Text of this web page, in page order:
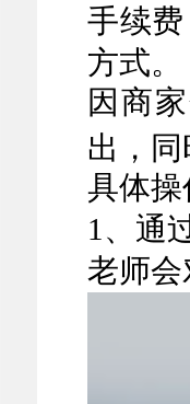
手续
方式。
因商
出，同
具体
1、通
老师